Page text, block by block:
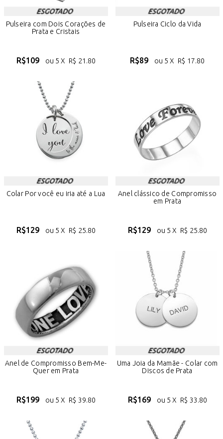
Pulseira com Dois Corações de
Prata e Cristais
R$109 ou 5 X R$ 21.80
Pulseira Ciclo da Vida
R$89 ou 5 X R$ 17.80
Colar Por você eu iria até a Lua
R$129 ou 5 X R$ 25.80
Anel clássico de Compromisso
em Prata
R$129 ou 5 X R$ 25.80
Anel de Compromisso Bem-Me-
Quer em Prata
R$199 ou 5 X R$ 39.80
Uma Joia da Mamãe - Colar com
Discos de Prata
R$169 ou 5 X R$ 33.80